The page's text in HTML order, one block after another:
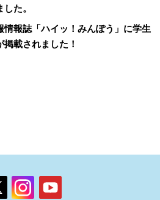
た。
情報誌「ハイッ！みんぽう」に学生
掲載されました！